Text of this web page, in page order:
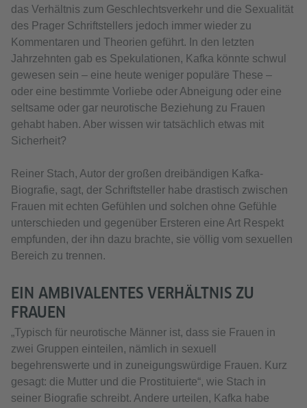
das Verhältnis zum Geschlechtsverkehr und die Sexualität
des Prager Schriftstellers jedoch immer wieder zu
Kommentaren und Theorien geführt. In den letzten
Jahrzehnten gab es Spekulationen, Kafka könnte schwul
gewesen sein – eine heute weniger populäre These –
oder eine bestimmte Vorliebe oder Abneigung oder eine
seltsame oder gar neurotische Beziehung zu Frauen
gehabt haben. Aber wissen wir tatsächlich etwas mit
Sicherheit?
Reiner Stach, Autor der großen dreibändigen Kafka-
Biografie, sagt, der Schriftsteller habe drastisch zwischen
Frauen mit echten Gefühlen und solchen ohne Gefühle
unterschieden und gegenüber Ersteren eine Art Respekt
empfunden, der ihn dazu brachte, sie völlig vom sexuellen
Bereich zu trennen.
EIN AMBIVALENTES VERHÄLTNIS ZU
FRAUEN
„Typisch für neurotische Männer ist, dass sie Frauen in
zwei Gruppen einteilen, nämlich in sexuell
begehrenswerte und in zuneigungswürdige Frauen. Kurz
gesagt: die Mutter und die Prostituierte“, wie Stach in
seiner Biografie schreibt. Andere urteilen, Kafka habe